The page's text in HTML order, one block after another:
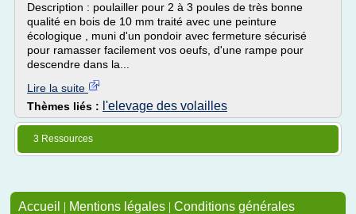
Description : poulailler pour 2 à 3 poules de très bonne
qualité en bois de 10 mm traité avec une peinture
écologique , muni d'un pondoir avec fermeture sécurisé
pour ramasser facilement vos oeufs, d'une rampe pour
descendre dans la...
Lire la suite
Thèmes liés : l'elevage des volailles
3 Ressources
Accueil | Mentions légales | Conditions générales